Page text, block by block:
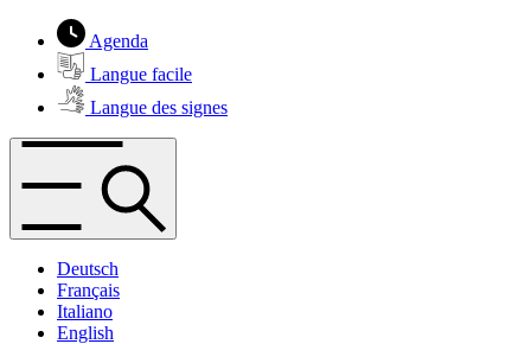
Agenda
Langue facile
Langue des signes
Deutsch
Français
Italiano
English